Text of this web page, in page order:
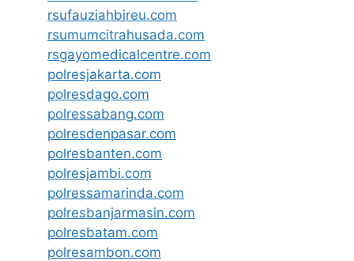
rsufauziahbireu.com
rsumumcitrahusada.com
rsgayomedicalcentre.com
polresjakarta.com
polresdago.com
polressabang.com
polresdenpasar.com
polresbanten.com
polresjambi.com
polressamarinda.com
polresbanjarmasin.com
polresbatam.com
polresambon.com